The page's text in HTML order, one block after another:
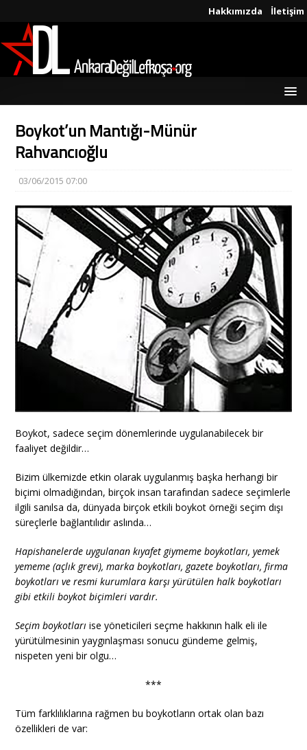
Hakkımızda İletişim
Boykot’un Mantığı-Münür
Rahvancıoğlu
03/06/2015 07:00
Boykot, sadece seçim dönemlerinde uygulanabilecek bir
faaliyet değildir…
Bizim ülkemizde etkin olarak uygulanmış başka herhangi bir
biçimi olmadığından, birçok insan tarafından sadece seçimlerle
ilgili sanılsa da, dünyada birçok etkili boykot örneği seçim dışı
süreçlerle bağlantılıdır aslında…
Hapishanelerde uygulanan kıyafet giymeme boykotları, yemek
yememe (açlık grevi), marka boykotları, gazete boykotları, firma
boykotları ve resmi kurumlara karşı yürütülen halk boykotları
gibi etkili boykot biçimleri vardır.
Seçim boykotları ise yöneticileri seçme hakkının halk eli ile
yürütülmesinin yaygınlaşması sonucu gündeme gelmiş,
nispeten yeni bir olgu…
***
Tüm farklılıklarına rağmen bu boykotların ortak olan bazı
özellikleri de var: